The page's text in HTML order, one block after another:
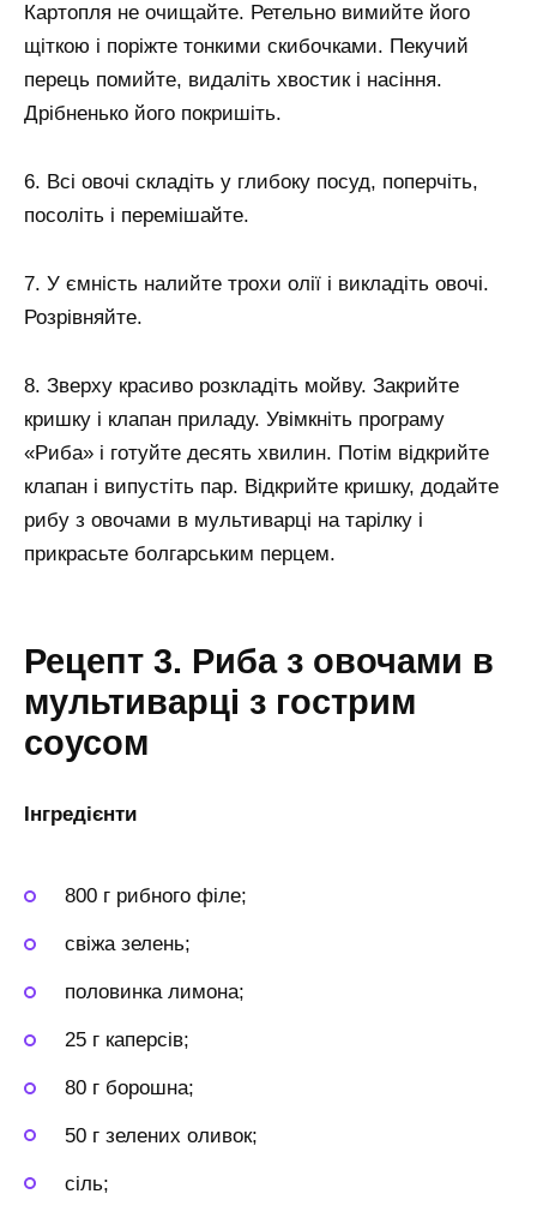
Картопля не очищайте. Ретельно вимийте його
щіткою і поріжте тонкими скибочками. Пекучий
перець помийте, видаліть хвостик і насіння.
Дрібненько його покришіть.
6. Всі овочі складіть у глибоку посуд, поперчіть,
посоліть і перемішайте.
7. У ємність налийте трохи олії і викладіть овочі.
Розрівняйте.
8. Зверху красиво розкладіть мойву. Закрийте
кришку і клапан приладу. Увімкніть програму
«Риба» і готуйте десять хвилин. Потім відкрийте
клапан і випустіть пар. Відкрийте кришку, додайте
рибу з овочами в мультиварці на тарілку і
прикрасьте болгарським перцем.
Рецепт 3. Риба з овочами в
мультиварці з гострим
соусом
Інгредієнти
800 г рибного філе;
свіжа зелень;
половинка лимона;
25 г каперсів;
80 г борошна;
50 г зелених оливок;
сіль;